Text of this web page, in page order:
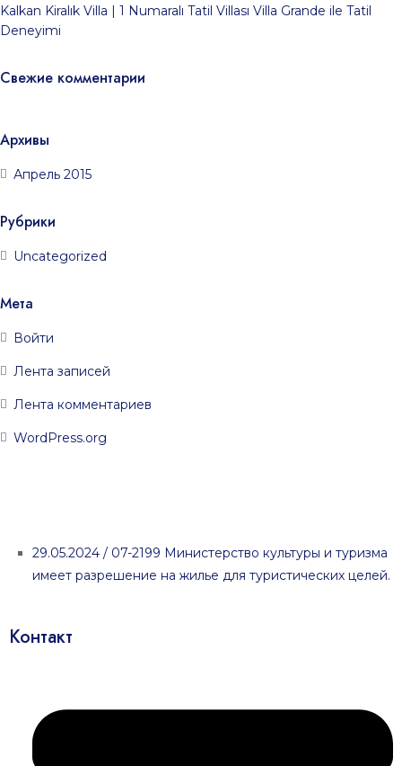
Kalkan Kiralık Villa | 1 Numaralı Tatil Villası Villa Grande ile Tatil
Deneyimi
Свежие комментарии
Архивы
Апрель 2015
Рубрики
Uncategorized
Мета
Войти
Лента записей
Лента комментариев
WordPress.org
29.05.2024 / 07-2199 Министерство культуры и туризма
имеет разрешение на жилье для туристических целей.
Контакт